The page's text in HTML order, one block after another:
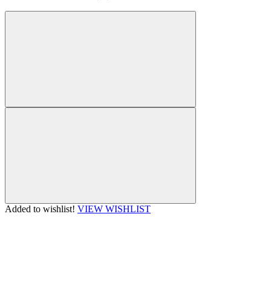
Added to wishlist! VIEW WISHLIST